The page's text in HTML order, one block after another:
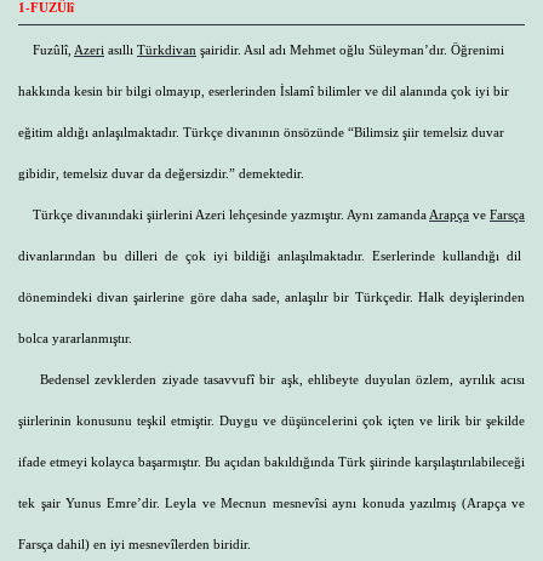
1-FUZÛlî
Fuzûlî, Azeri asıllı Türkdivan şairidir. Asıl adı Mehmet oğlu Süleyman’dır. Öğrenimi
hakkında kesin bir bilgi olmayıp, eserlerinden İslamî bilimler ve dil alanında çok iyi bir
eğitim aldığı anlaşılmaktadır. Türkçe divanının önsözünde “Bilimsiz şiir temelsiz duvar
gibidir, temelsiz duvar da değersizdir.” demektedir.
Türkçe divanındaki şiirlerini Azeri lehçesinde yazmıştır. Aynı zamanda Arapça ve Farsça
divanlarından bu dilleri de çok iyi bildiği anlaşılmaktadır. Eserlerinde kullandığı dil
dönemindeki divan şairlerine göre daha sade, anlaşılır bir Türkçedir. Halk deyişlerinden
bolca yararlanmıştır.
Bedensel zevklerden ziyade tasavvufî bir aşk, ehlibeyte duyulan özlem, ayrılık acısı
şiirlerinin konusunu teşkil etmiştir. Duygu ve düşüncelerini çok içten ve lirik bir şekilde
ifade etmeyi kolayca başarmıştır. Bu açıdan bakıldığında Türk şiirinde karşılaştırılabileceği
tek şair Yunus Emre’dir. Leyla ve Mecnun mesnevîsi aynı konuda yazılmış (Arapça ve
Farsça dahil) en iyi mesnevîlerden biridir.